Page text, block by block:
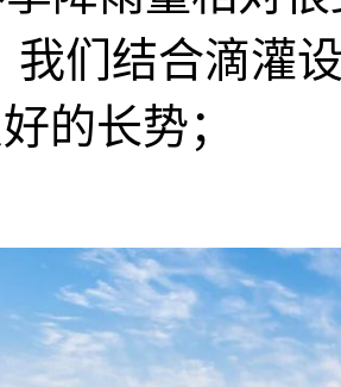
我们结合滴灌
的长势；